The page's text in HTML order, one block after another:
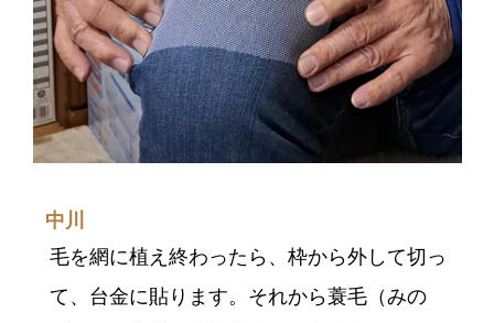
中川
毛を網に植え終わったら、枠から外して切っ
て、台金に貼ります。それから蓑毛（みの